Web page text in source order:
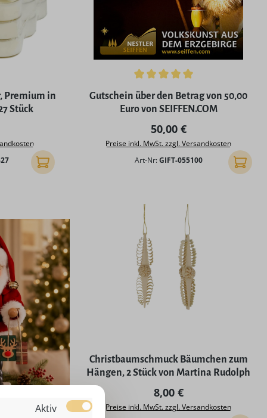
von 5 von 5 Sternen
Premium in
Stück
In den Warenkorb
Durchschnittliche Bewertung von 5 von
Gutschein über den Betrag von 50,00
Euro von SEIFFEN.COM
Regulärer Preis:
50,00 €
Preise inkl. MwSt. zzgl. Versandkosten
Art-Nr: GIFT-055100 In den
Christbaumschmuck Bäumchen zum
Hängen, 2 Stück von Martina Rudolph
Regulärer Preis:
8,00 €
Preise inkl. MwSt. zzgl. Versandkosten
Aktiv